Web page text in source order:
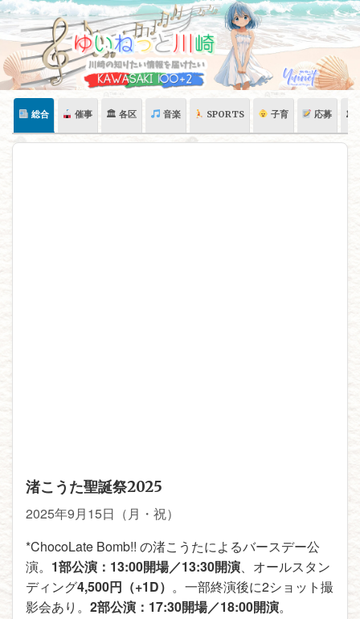
Skip
content
総合 催事 🏛 各区 音楽 SPORTS 子育 応募 🏛
渚こうた聖誕祭2025
2025年9月15日（月・祝）
*ChocoLate Bomb!! の渚こうたによるバースデー公
演。 1部公演：13:00開場／13:30開演、オールスタン
ディング4,500円（+1D） 。一部終演後に2ショット撮
影会あり。 2部公演：17:30開場／18:00開演。